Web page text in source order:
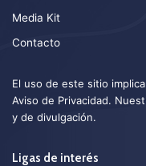
Media Kit
Contacto
El uso de este sitio
Aviso de Privacidad.
y de divulgación.
Ligas de interés